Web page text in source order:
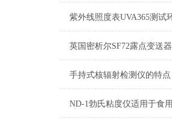
英国密析尔SF72露点变送器
手持式核辐射检测仪的特点